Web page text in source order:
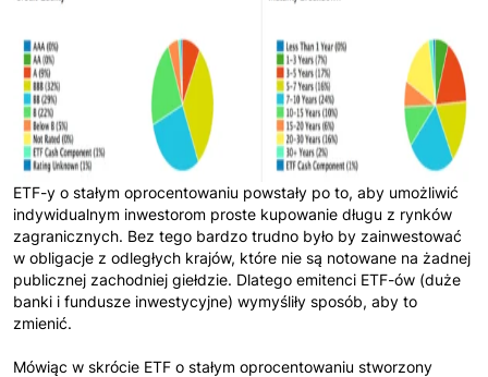
ETF-y o stałym oprocentowaniu powstały po to, aby umożliwić
indywidualnym inwestorom proste kupowanie długu z rynków
zagranicznych. Bez tego bardzo trudno było by zainwestować
w obligacje z odległych krajów, które nie są notowane na żadnej
publicznej zachodniej giełdzie. Dlatego emitenci ETF-ów (duże
banki i fundusze inwestycyjne) wymyśliły sposób, aby to
zmienić.
Mówiąc w skrócie ETF o stałym oprocentowaniu stworzony